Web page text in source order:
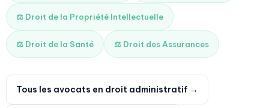
⚖️ Droit de la Propriété Intellectuelle
⚖️ Droit de la Santé ⚖️ Droit des Assurances
Tous les avocats en droit administratif →